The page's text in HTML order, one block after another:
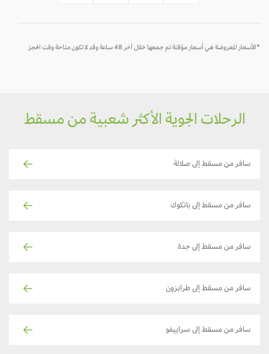
*الأسعار المعروضة هي أسعار مؤقتة تم جمعها خلال آخر 48 ساعة وقد لا تكون متاحة وقت الحجز
الرحلات الجوية الأكثر شعبية من مسقط
سافر من مسقط إلى صلالة
سافر من مسقط إلى بانكوك
سافر من مسقط إلى جدة
سافر من مسقط إلى طرابزون
سافر من مسقط إلى سراييفو